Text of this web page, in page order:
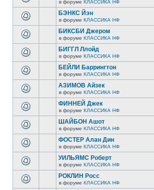
в форуме КЛАССИКА НФ
БЭНКС Йэн
в форуме КЛАССИКА НФ
БИКСБИ Джером
в форуме КЛАССИКА НФ
БИГГЛ Ллойд
в форуме КЛАССИКА НФ
БЕЙЛИ Баррингтон
в форуме КЛАССИКА НФ
АЗИМОВ Айзек
в форуме КЛАССИКА НФ
ФИННЕЙ Джек
в форуме КЛАССИКА НФ
ШАЙБОН Ашот
в форуме КЛАССИКА НФ
ФОСТЕР Алан Дин
в форуме КЛАССИКА НФ
УИЛЬЯМС Роберт
в форуме КЛАССИКА НФ
РОКЛИН Росс
в форуме КЛАССИКА НФ